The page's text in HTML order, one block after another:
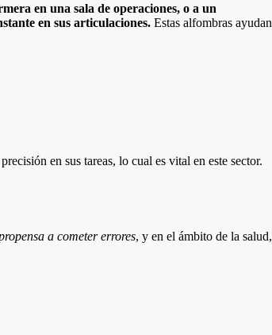
en una sala de operaciones, o a un
en sus articulaciones.Estas alfombras ayudan
en sus tareas, lo cual es vital en este sector.
a cometer errores, y en el ámbito de la salud,